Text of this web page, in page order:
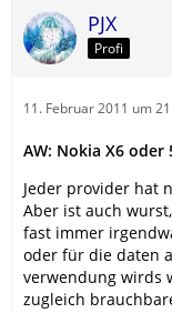
PJX
Profi
11. Februar 2011 um
AW: Nokia X6 oder
Jeder provider hat
Aber ist auch
fast immer
oder für die daten
verwendung wirds
zugleich